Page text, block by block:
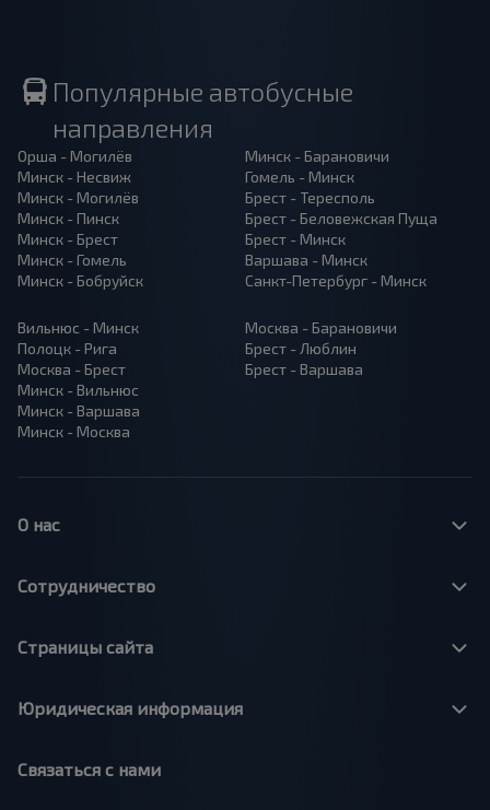
Популярные автобусные
направления
Орша - Могилёв
Минск - Несвиж
Минск - Могилёв
Минск - Пинск
Минск - Брест
Минск - Гомель
Минск - Бобруйск
Минск - Барановичи
Гомель - Минск
Брест - Тересполь
Брест - Беловежская Пуща
Брест - Минск
Варшава - Минск
Санкт-Петербург - Минск
Вильнюс - Минск
Полоцк - Рига
Москва - Брест
Минск - Вильнюс
Минск - Варшава
Минск - Москва
Москва - Барановичи
Брест - Люблин
Брест - Варшава
О нас
Сотрудничество
Страницы сайта
Юридическая информация
Связаться с нами